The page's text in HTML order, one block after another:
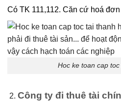
Có TK 111,112. Căn cứ hoá
Hoc ke toan cap
Công ty đi thuê tài